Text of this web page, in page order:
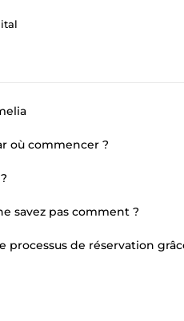
où commencer ?
savez pas comment ?
de réservation